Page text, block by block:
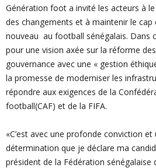
Génération foot a invité les acteurs à
des changements et à maintenir le
nouveau au football sénégalais. Dans
pour une vision axée sur la réforme
gouvernance avec une « gestion
la promesse de moderniser les
répondre aux exigences de la
football(CAF) et de la FIFA.
«C’est avec une profonde conviction
détermination que je déclare ma
président de la Fédération